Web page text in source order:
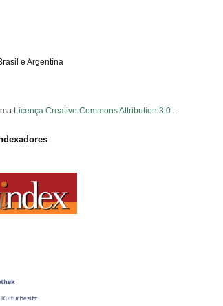
e Argentina
Licença Creative Commons Attribution 3.0